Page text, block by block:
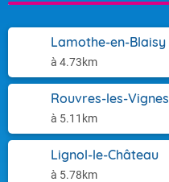
Lamothe-en-Blaisy
à 4.73km
Rouvres-les-Vignes
à 5.11km
Lignol-le-Château
à 5.78km